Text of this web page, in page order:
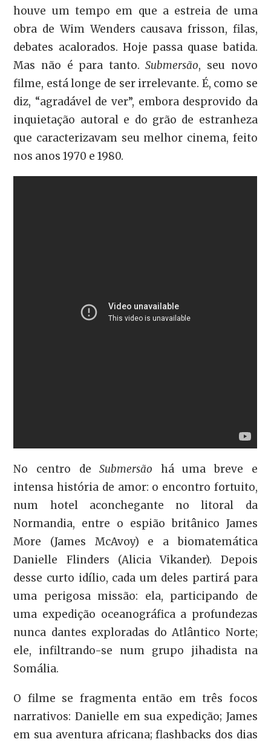
houve um tempo em que a estreia de uma
obra de Wim Wenders causava frisson, filas,
debates acalorados. Hoje passa quase batida.
Mas não é para tanto.Submersão, seu novo
filme, está longe de ser irrelevante. É, como se
diz, “agradável de ver”, embora desprovido da
inquietação autoral e do grão de estranheza
que caracterizavam seu melhor cinema, feito
nos anos 1970 e 1980.
No centro deSubmersão há uma breve e
intensa história de amor: o encontro fortuito,
num hotel aconchegante no litoral da
Normandia, entre o espião britânico James
More (James McAvoy) e a biomatemática
Danielle Flinders (Alicia Vikander). Depois
desse curto idílio, cada um deles partirá para
uma perigosa missão: ela, participando de
uma expedição oceanográfica a profundezas
nunca dantes exploradas do Atlântico Norte;
ele, infiltrando-se num grupo jihadista na
Somália.
O filme se fragmenta então em três focos
narrativos: Danielle em sua expedição; James
em sua aventura africana; flashbacks dos dias